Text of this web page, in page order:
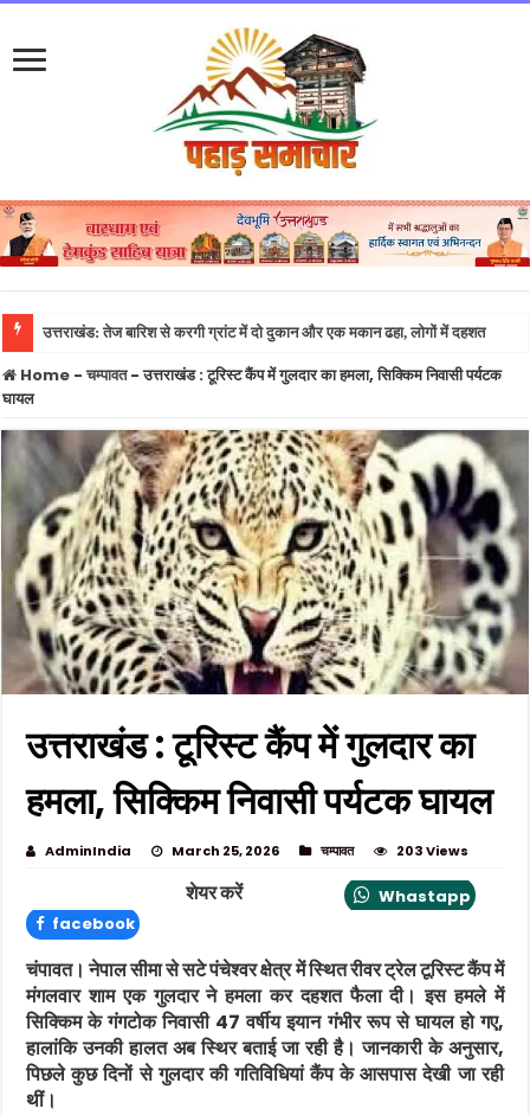
रा
Home - चम्पावत- उत्तराखंड : टूरिस्ट कैंप में गुलदार का हमला, सिक्किम निवासी पर्यटक
घायल
उत्तराखंड : टूरिस्ट कैंप में गुलदार का
हमला, सिक्किम निवासी पर्यटक घायल
AdminIndia March 25, 2026 चम्पावत 203 Views
शेयर करें
Whastapp
facebook
चंपावत। नेपाल सीमा से सटेपंचेश्वरक्षेत्र में स्थित रीवर ट्रेल टूरिस्ट कैंप में
मंगलवार शाम एक गुलदार ने हमला कर दहशत फैला दी। इस हमले में
सिक्किम के गंगटोक निवासी 47 वर्षीय इयान गंभीर रूप से घायल हो गए,
हालांकि उनकी हालत अब स्थिर बताई जा रही है। जानकारी के अनुसार,
पिछले कुछ दिनों से गुलदार की गतिविधियां कैंप के आसपास देखी जा रही
थीं।